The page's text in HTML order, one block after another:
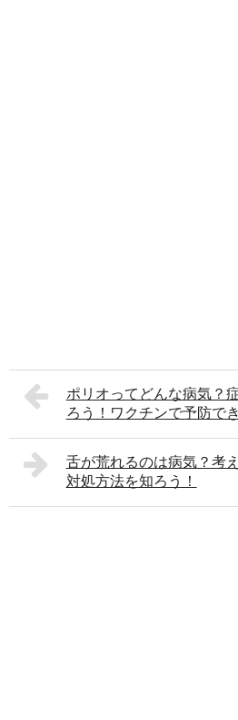
ポリオってどんな病気？
ろう！ワクチンで予防で
舌が荒れるのは病気？考
対処方法を知ろう！